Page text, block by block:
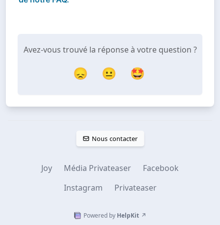
Avez-vous trouvé la réponse à votre question ?
😞 😐 🤩
Nous contacter
Joy Média Privateaser
Facebook
Instagram
Privateaser
Powered by HelpKit ↗